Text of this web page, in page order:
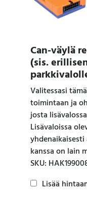
Can-väylä
(sis.
Valitessasi
toimintaan ja
josta
Lisävaloissa
kanssa on lain
SKU:
Lisää